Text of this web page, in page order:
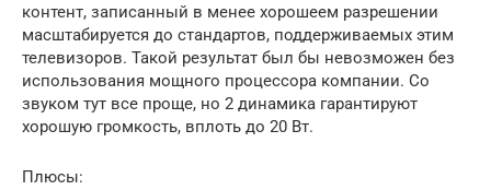
контент, записанный в менее хорошеем разрешении
масштабируется до стандартов, поддерживаемых этим
телевизоров. Такой результат был бы невозможен без
использования мощного процессора компании. Со
звуком тут все проще, но 2 динамика гарантируют
хорошую громкость, вплоть до 20 Вт.
Плюсы: